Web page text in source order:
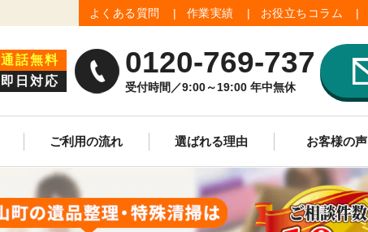
よくある質問 作業実績 お役立ちコラム
通話無料
即日対応
0120-769-737
受付時間／9:00～19:00 年中無休
ご利用の流れ 選ばれる理由 お客様の声